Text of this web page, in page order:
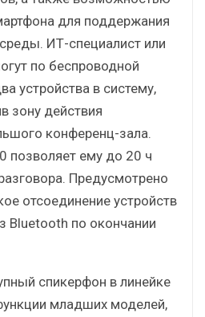
для поддержания
ИТ-специалист или
по беспроводной
устройства в систему,
зону действия
конференц-зала.
позволяет ему до 20 ч
Предусмотрено
отсоединение устройств
Bluetooth по окончании
спикерфон в линейке
младших моделей,